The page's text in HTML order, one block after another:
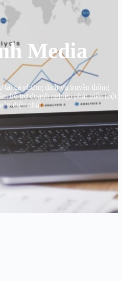
Media
tất cả những dịch vụ truyền thông
hỗ trợ doanh nghiệp phát triển một
diện nhất.